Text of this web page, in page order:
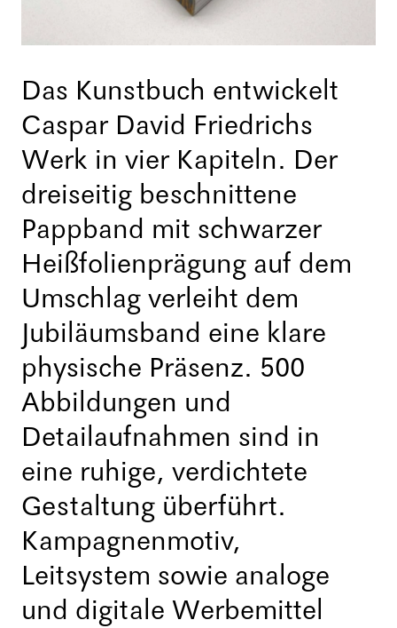
Das Kunstbuch entwickelt
Caspar David Friedrichs
Werk in vier Kapiteln. Der
dreiseitig beschnittene
Pappband mit schwarzer
Heißfolienprägung auf dem
Umschlag verleiht dem
Jubiläumsband eine klare
physische Präsenz. 500
Abbildungen und
Detailaufnahmen sind in
eine ruhige, verdichtete
Gestaltung überführt.
Kampagnenmotiv,
Leitsystem sowie analoge
und digitale Werbemittel